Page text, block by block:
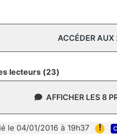
ACCÉDER
lecteurs (23)
AFFICHER LES 8
le 04/01/2016 à 19h37 !